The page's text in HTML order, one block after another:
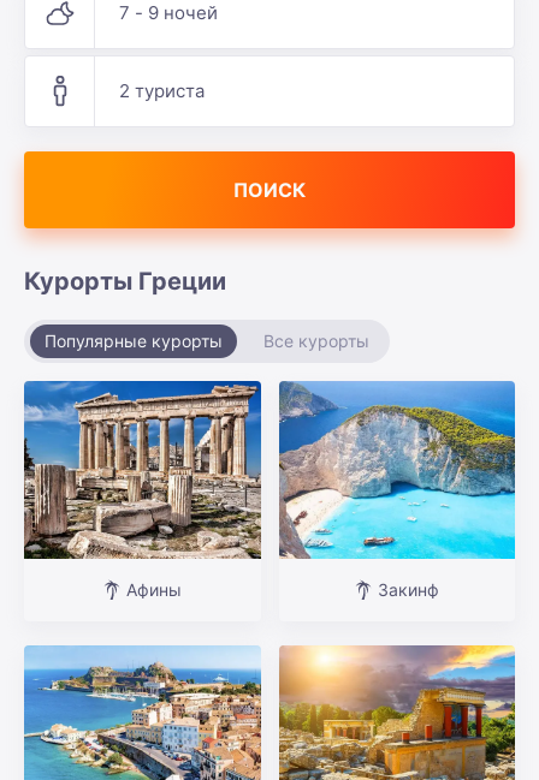
7 - 9 ночей
2 туриста
ПОИСК
Курорты Греции
Популярные курорты Все курорты
Афины Закинф